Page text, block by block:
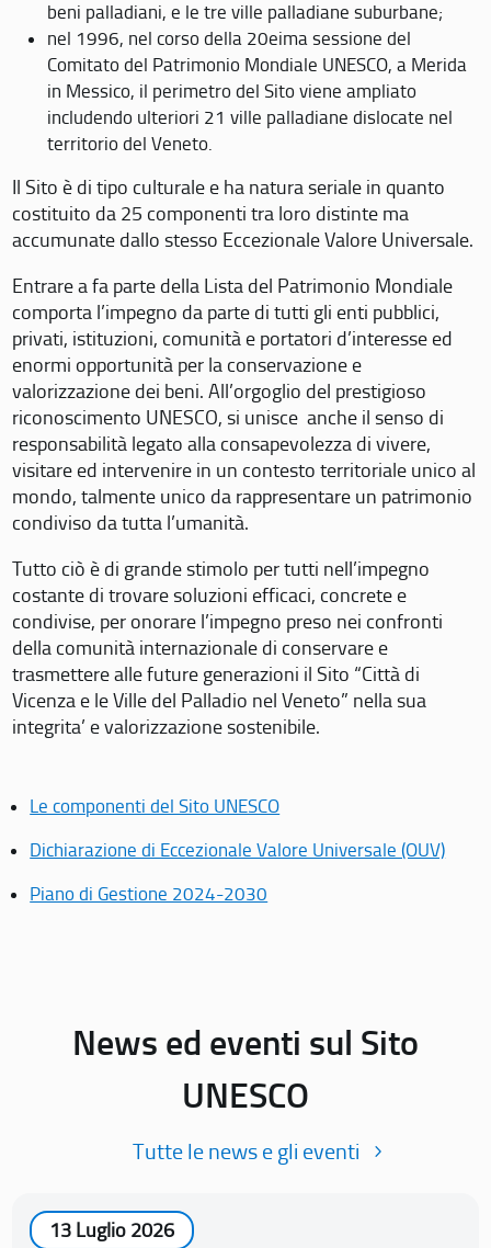
beni palladiani, e le tre ville palladiane suburbane;
nel 1996, nel corso della 20eima sessione del
Comitato del Patrimonio Mondiale UNESCO, a Merida
in Messico, il perimetro del Sito viene ampliato
includendo ulteriori 21 ville palladiane dislocate nel
territorio del Veneto.
Il Sito è di tipo culturale e ha natura seriale in quanto
costituito da 25 componenti tra loro distinte ma
accumunate dallo stesso Eccezionale Valore Universale.
Entrare a fa parte della Lista del Patrimonio Mondiale
comporta l’impegno da parte di tutti gli enti pubblici,
privati, istituzioni, comunità e portatori d’interesse ed
enormi opportunità per la conservazione e
valorizzazione dei beni. All’orgoglio del prestigioso
riconoscimento UNESCO, si unisce anche il senso di
responsabilità legato alla consapevolezza di vivere,
visitare ed intervenire in un contesto territoriale unico al
mondo, talmente unico da rappresentare un patrimonio
condiviso da tutta l’umanità.
Tutto ciò è di grande stimolo per tutti nell’impegno
costante di trovare soluzioni efficaci, concrete e
condivise, per onorare l’impegno preso nei confronti
della comunità internazionale di conservare e
trasmettere alle future generazioni il Sito “Città di
Vicenza e le Ville del Palladio nel Veneto” nella sua
integrita’ e valorizzazione sostenibile.
Le componenti del Sito UNESCO
Dichiarazione di Eccezionale Valore Universale (OUV)
Piano di Gestione 2024-2030
News ed eventi sul Sito
UNESCO
Tutte le news e gli eventi
13 Luglio 2026